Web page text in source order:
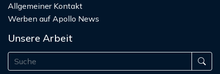
Allgemeiner Kontakt
Werben auf Apollo News
Unsere Arbeit